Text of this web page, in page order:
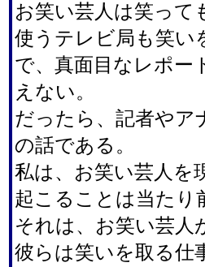
お笑い芸人は笑って
使うテレビ局も笑い
で、真面目なレポー
えない。
だったら、記者やア
の話である。
私は、お笑い芸人を
起こることは当たり
それは、お笑い芸人
彼らは笑いを取る仕